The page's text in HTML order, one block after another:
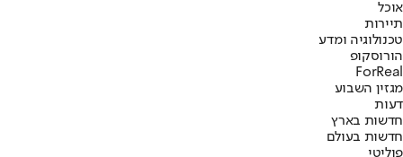
אוכל
תיירות
טכנולוגיה ומדע
הורוסקופ
ForReal
מגזין השבוע
דעות
חדשות בארץ
חדשות בעולם
פוליטי